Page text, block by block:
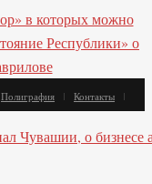
Полиграфия Контакты